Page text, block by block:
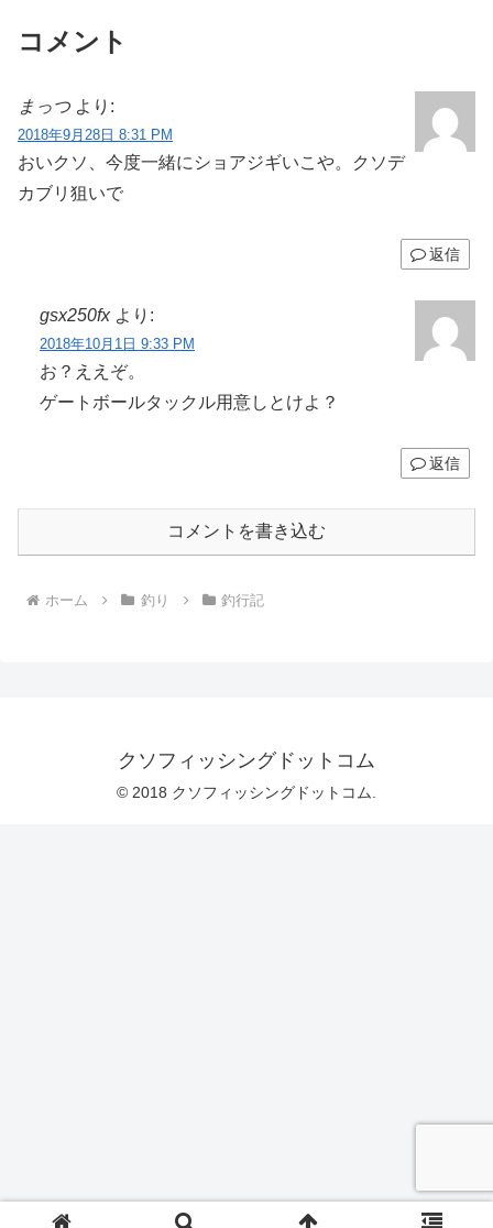
コメント
まっつ より:
2018年9月28日 8:31 PM
おいクソ、今度一緒にショアジギいこや。クソデ
カブリ狙いで
返信
gsx250fx より:
2018年10月1日 9:33 PM
お？ええぞ。
ゲートボールタックル用意しとけよ？
返信
コメントを書き込む
ホーム 釣り 釣行記
クソフィッシングドットコム
© 2018 クソフィッシングドットコム.